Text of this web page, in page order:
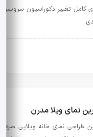
کامل تغییر دکوراسیون
نمای ویلا مدرن
طراحی نمای خانه ویلایی